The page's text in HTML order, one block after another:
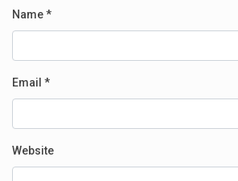
Name*
Email *
Website